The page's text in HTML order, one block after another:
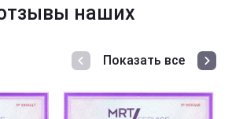
наших
Показать все